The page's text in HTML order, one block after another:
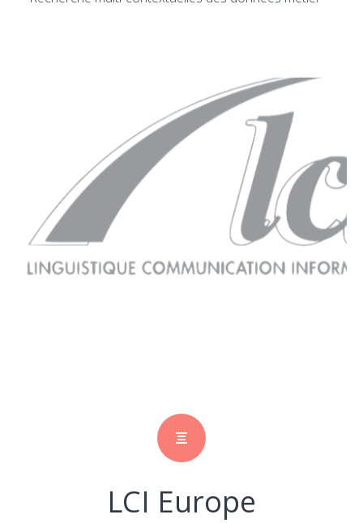
LCI Europe